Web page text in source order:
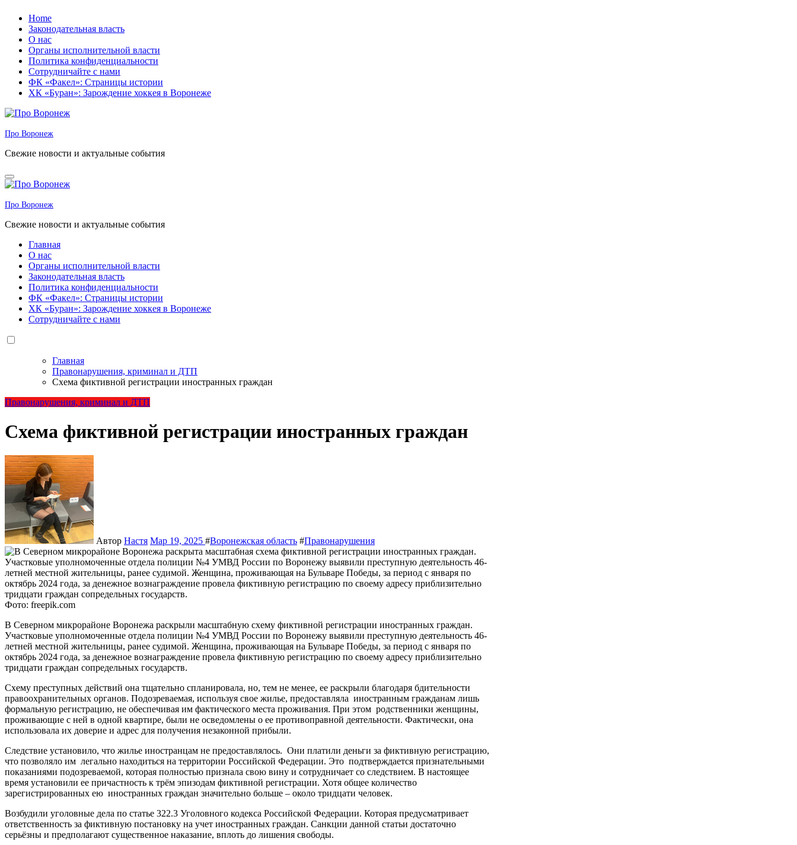
Перейти
содержанию
Home
Законодательная власть
О нас
Органы исполнительной власти
Политика конфиденциальности
Сотрудничайте с нами
ФК «Факел»: Страницы истории
ХК «Буран»: Зарождение хоккея в Воронеже
Про Воронеж
Свежие новости и актуальные события
Про Воронеж
Свежие новости и актуальные события
Главная
О нас
Органы исполнительной власти
Законодательная власть
Политика конфиденциальности
ФК «Факел»: Страницы истории
ХК «Буран»: Зарождение хоккея в Воронеже
Сотрудничайте с нами
Главная
Правонарушения, криминал и ДТП
Схема фиктивной регистрации иностранных граждан
Правонарушения, криминал и ДТП
Схема фиктивной регистрации иностранных граждан
Автор Настя Мар 19, 2025 #Воронежская область #Правонарушения
Фото: freepik.com
В Северном микрорайоне Воронежа раскрыли масштабную схему фиктивной регистрации иностранных граждан.
Участковые уполномоченные отдела полиции №4 УМВД России по Воронежу выявили преступную деятельность 46-
летней местной жительницы, ранее судимой. Женщина, проживающая на Бульваре Победы, за период с января по
октябрь 2024 года, за денежное вознаграждение провела фиктивную регистрацию по своему адресу приблизительно
тридцати граждан сопредельных государств.
Схему преступных действий она тщательно спланировала, но, тем не менее, ее раскрыли благодаря бдительности
правоохранительных органов. Подозреваемая, используя свое жилье, предоставляла иностранным гражданам лишь
формальную регистрацию, не обеспечивая им фактического места проживания. При этом родственники женщины,
проживающие с ней в одной квартире, были не осведомлены о ее противоправной деятельности. Фактически, она
использовала их доверие и адрес для получения незаконной прибыли.
Следствие установило, что жилье иностранцам не предоставлялось. Они платили деньги за фиктивную регистрацию,
что позволяло им легально находиться на территории Российской Федерации. Это подтверждается признательными
показаниями подозреваемой, которая полностью признала свою вину и сотрудничает со следствием. В настоящее
время установили ее причастность к трём эпизодам фиктивной регистрации. Хотя общее количество
зарегистрированных ею иностранных граждан значительно больше – около тридцати человек.
Возбудили уголовные дела по статье 322.3 Уголовного кодекса Российской Федерации. Которая предусматривает
ответственность за фиктивную постановку на учет иностранных граждан. Санкции данной статьи достаточно
серьёзны и предполагают существенное наказание, вплоть до лишения свободы.